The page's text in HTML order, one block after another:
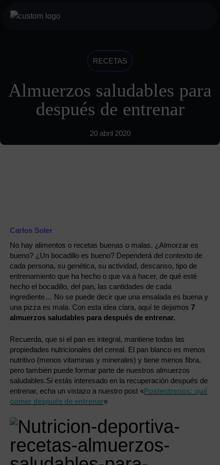
Para particulares
Sobre nosotros
RECETAS
Almuerzos saludables para
después de entrenar
20 abril 2020
Carlos Soler
No hay alimentos o recetas buenas o malas. ¿Almorzar es
bueno? ¿Un bocadillo es bueno? Dependerá del contexto de
cada persona, su genética, su actividad, descanso, tipo de
entrenamiento que ha hecho o que va a hacer, de qué esté
hecho el bocadillo, del pan, las cantidades de cada
ingrediente… No se puede decir que una ensalada es buena y
una pizza es mala. Con esta idea clara, aquí te dejamos 7
almuerzos saludables para después de entrenar.
Recuerda, que si el pan es integral, mantiene todas las
propiedades nutricionales del cereal. El pan blanco es menos
nutritivo (menos vitaminas y minerales) y tiene menos fibra,
pero también puede formar parte de nuestros almuerzos
saludables.Si estás interesado en la recuperación después de
entrenar, echa un vistazo a nuestro post «Postentrenos: qué
comer después de entrenar»